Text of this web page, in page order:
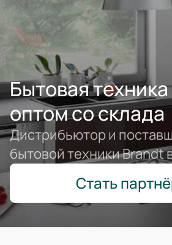
Бытовая
оптом со склада
Дистрибьютор и
бытовой техники Brandt
Стать